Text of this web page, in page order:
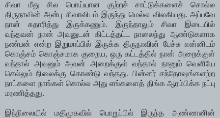
சிவா மீது சில பொய்யான குற்றச் சாட்டுக்களைச் சொல்ல
திருநாவின் அன்பு சிவாவிடம் இருந்து மெல்ல விலகியது. அப்பவே
நான் சுதாரித்து இருக்கணும். இருந்தாலும் சிவா இடையில்
வந்தவன் நான் அவனுடன் கிட்டத்தட்ட நாலைந்து ஆண்டுகளாக
நண்பன் என்ற இறுமாப்பில் இருக்க திருநாவின் பேச்சு என்னிடம்
கொஞ்சம் கொஞ்சமாக குறைய, ஒரு கட்டத்தில் நான் அறைக்குள்
வந்தால் அவனும் அவன் அறைக்குள் வந்தால் நானும் வெளியே
செல்லும் நிலைக்கு கொண்டு வந்தது. பின்னர் சந்தோஷங்களற்ற
நாட்களை நாங்கள் கொல்ல அது எங்களைத் திங்க ஆரம்பிக்க நட்பு
மரணித்தது.
இந்நிலையில் மதிமுகவில் பொறுப்பில் இருந்த அண்ணனின்